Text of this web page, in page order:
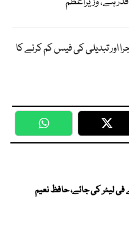
اور تبدیلی کی فیس کم کرنے کا
WhatsApp
قیمت 228 روپے فی لیٹر کی جائے، حافظ نعیم